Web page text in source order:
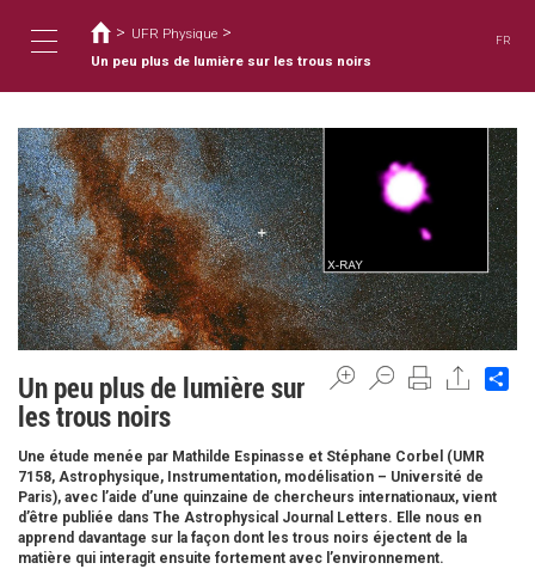
main
Toggle
navigation
are
here
> UFR Physique >
Un peu plus de lumière sur les trous noirs
FR
Un peu plus de lumière sur
les trous noirs
Une étude menée par Mathilde Espinasse et Stéphane Corbel (UMR
7158, Astrophysique, Instrumentation, modélisation – Université de
Paris), avec l’aide d’une quinzaine de chercheurs internationaux, vient
d’être publiée dans The Astrophysical Journal Letters. Elle nous en
apprend davantage sur la façon dont les trous noirs éjectent de la
matière qui interagit ensuite fortement avec l’environnement.